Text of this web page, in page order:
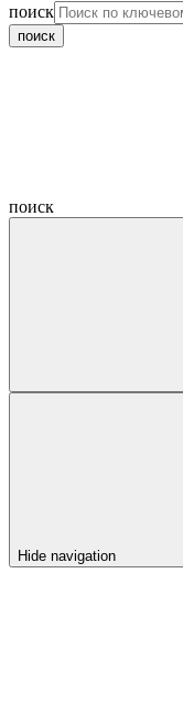
поиск
поиск
Hide navigation